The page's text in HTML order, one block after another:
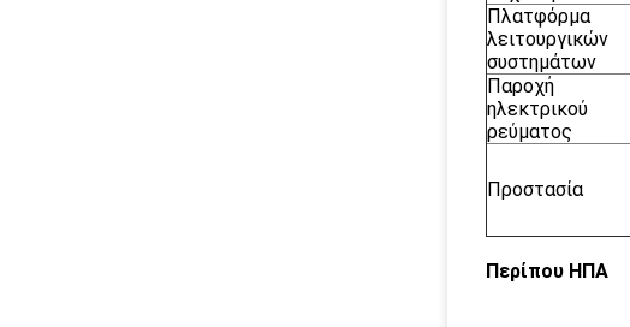
Πλατφόρμα
λειτουργικών
συστημάτων
Παροχή
ηλεκτρικού
ρεύματος
Προστασία
Περίπου ΗΠΑ